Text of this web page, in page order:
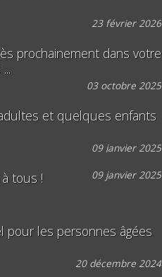
23 février 2026
prochainement dans votre
03 octobre 2025
et quelques enfants
09 janvier 2025
tous ! 09 janvier 2025
pour les personnes âgées
20 décembre 2024